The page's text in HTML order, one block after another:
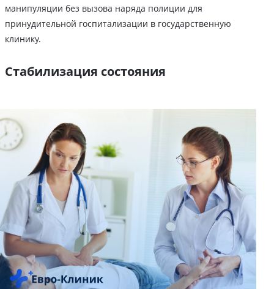
манипуляции без вызова наряда полиции для
принудительной госпитализации в государственную
клинику.
Стабилизация состояния